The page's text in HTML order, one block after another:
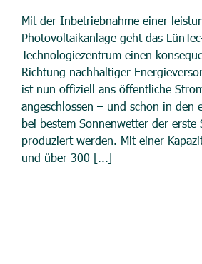
Mit der Inbetriebnahme einer
Photovoltaikanlage geht das
Technologiezentrum einen
Richtung nachhaltiger
ist nun offiziell ans öffentliche
angeschlossen – und schon in den
bei bestem Sonnenwetter der erste
produziert werden. Mit einer
und über 300 [...]